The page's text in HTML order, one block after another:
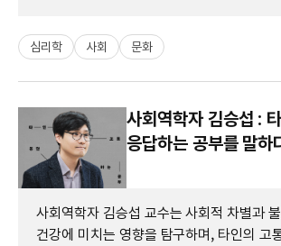
심리학 사회 문화
사회역학자 김승섭 :
응답하는 공부를 말하
사회역학자 김승섭 교수는 사회적 차별과
건강에 미치는 영향을 탐구하며, 타인의 고